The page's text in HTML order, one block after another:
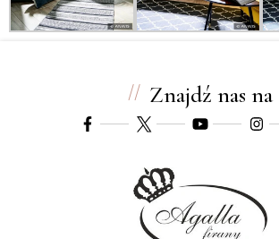
Znajdź nas na